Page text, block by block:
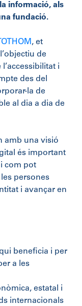
informació, als
fundació.
TOTHOM , et
de
i
des del
la de
al dia a dia de
amb una visió
és important
com pot
persones
i avançar en
beneficia i per
a les
estatal i
internacionals